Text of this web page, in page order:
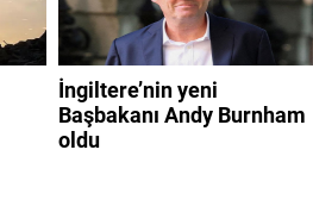
İngiltere’nin yeni
Başbakanı Andy Burnham
oldu